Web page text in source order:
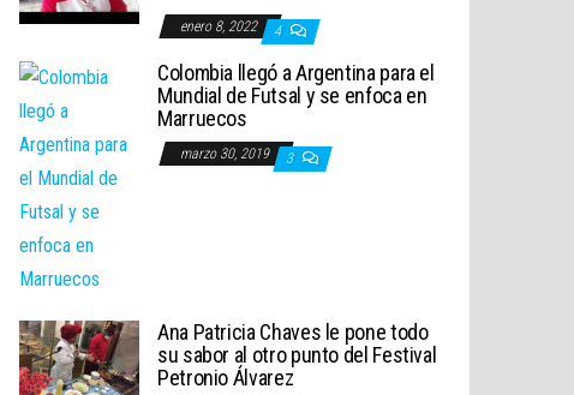
enero 8, 2022 4
Colombia llegó a Argentina para el
Mundial de Futsal y se enfoca en
Marruecos
marzo 30, 2019 3
Ana Patricia Chaves le pone todo
su sabor al otro punto del Festival
Petronio Álvarez